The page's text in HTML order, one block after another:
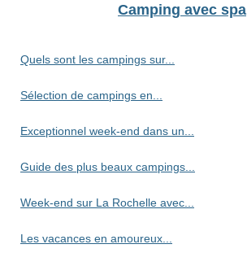
Camping avec spa
Quels sont les campings sur...
Sélection de campings en...
Exceptionnel week-end dans un...
Guide des plus beaux campings...
Week-end sur La Rochelle avec...
Les vacances en amoureux...